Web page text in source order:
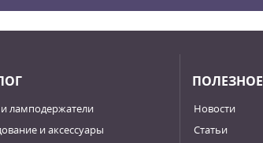
ламподержатели
и аксессуары
ПОЛЕЗНОЕ
Новости
Статьи